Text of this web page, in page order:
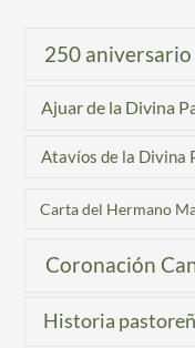
250 aniversario
Ajuar de la Divina
Atavíos de la Divina
Carta del Hermano
Coronación
Historia